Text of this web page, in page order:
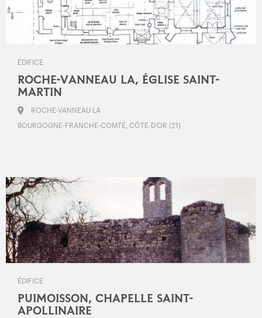
ÉDIFICE
ROCHE-VANNEAU LA, ÉGLISE SAINT-
MARTIN
ROCHE-VANNEAU LA
BOURGOGNE-FRANCHE-COMTÉ, CÔTE-D’OR (21)
ÉDIFICE
PUIMOISSON, CHAPELLE SAINT-
APOLLINAIRE